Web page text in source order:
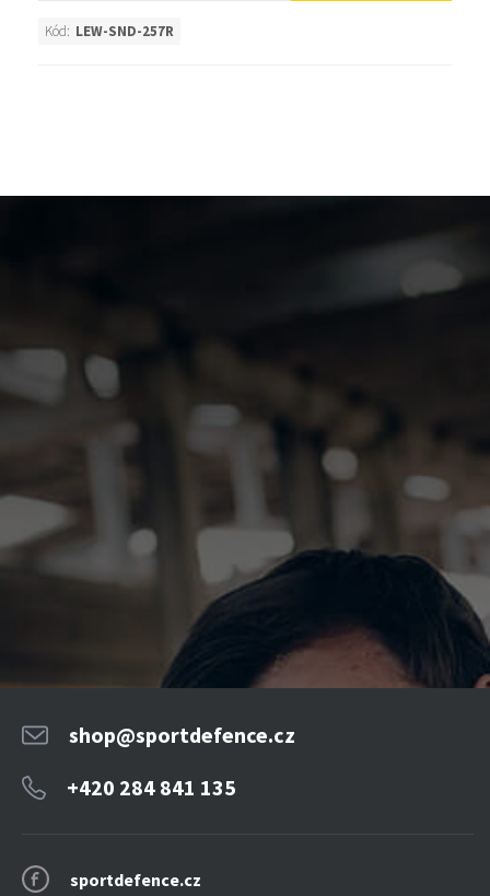
Kód: LEW-SND-257R
sportdefence.cz
shop@sportdefence.cz
+420 284 841 135